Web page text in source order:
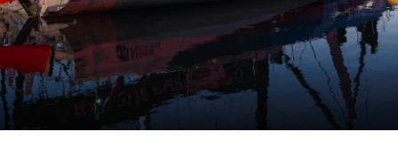
Lauriane Nolot en or à Long